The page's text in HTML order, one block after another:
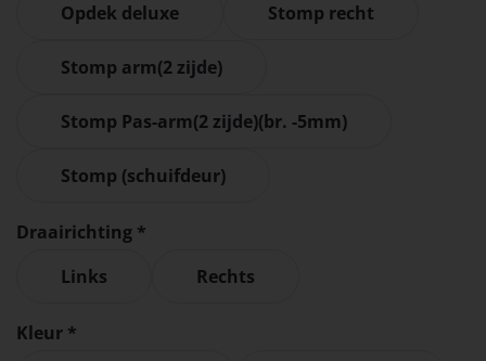
Opdek deluxe Stomp recht
Stomp arm(2 zijde)
Stomp Pas-arm(2 zijde)(br. -5mm)
Stomp (schuifdeur)
Draairichting *
Links
Rechts
Kleur *